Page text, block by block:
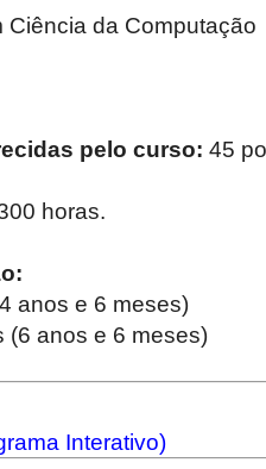
Ciência da Computação
pelo curso: 45
horas.
anos e 6 meses)
(6 anos e 6 meses)
Interativo)